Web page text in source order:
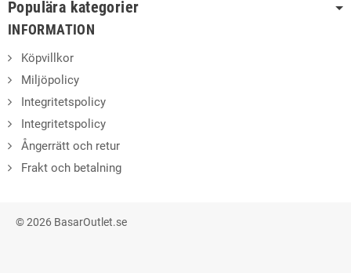
Populära kategorier
INFORMATION
Köpvillkor
Miljöpolicy
Integritetspolicy
Integritetspolicy
Ångerrätt och retur
Frakt och betalning
© 2026 BasarOutlet.se